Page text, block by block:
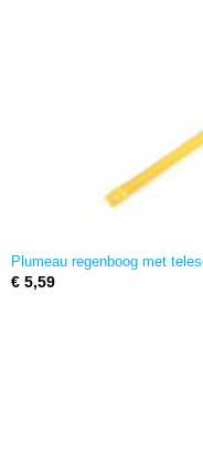
Plumeau regenboog met
€ 5,59